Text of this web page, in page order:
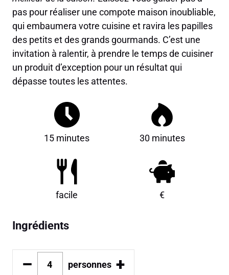
pas pour réaliser une compote maison inoubliable,
qui embaumera votre cuisine et ravira les papilles
des petits et des grands gourmands. C’est une
invitation à ralentir, à prendre le temps de cuisiner
un produit d’exception pour un résultat qui
dépasse toutes les attentes.
15 minutes 30 minutes
facile €
Ingrédients
– personnes +